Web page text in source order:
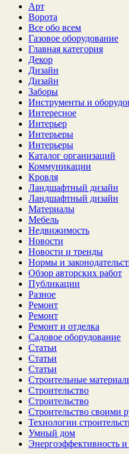
Арт
Ворота
Все обо всем
Газовое оборудование
Главная категория
Декор
Дизайн
Дизайн
Заборы
Инструменты и
Интересное
Интерьер
Интерьеры
Интерьеры
Каталог организаций
Коммуникации
Кровля
Ландшафтный дизайн
Ландшафтный дизайн
Материалы
Мебель
Недвижимость
Новости
Новости и тренды
Нормы и
Обзор авторских работ
Публикации
Разное
Ремонт
Ремонт
Ремонт и отделка
Садовое оборудование
Статьи
Статьи
Статьи
Строительные
Строительство
Строительство
Строительство своими
Технологии
Умный дом
Энергоэффективность